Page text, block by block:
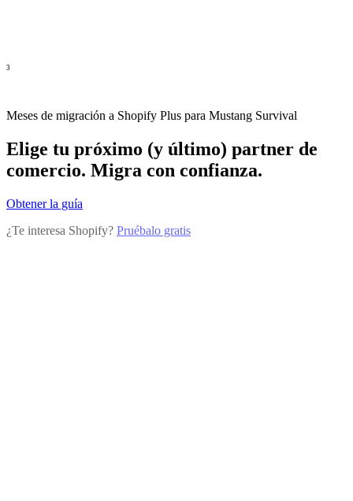
3
Meses de migración a Shopify Plus para Mustang Survival
Elige tu próximo (y último) partner de
comercio. Migra con confianza.
Obtener la guía
¿Te interesa Shopify? Pruébalo gratis